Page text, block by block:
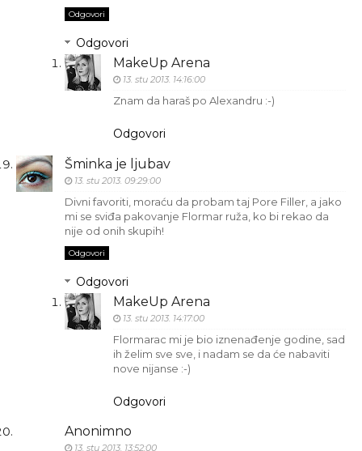
Odgovori
Odgovori
MakeUp Arena
13. stu 2013. 14:16:00
Znam da haraš po Alexandru :-)
Odgovori
Šminka je ljubav
13. stu 2013. 09:29:00
Divni favoriti, moraću da probam taj Pore Filler, a jako
mi se sviđa pakovanje Flormar ruža, ko bi rekao da
nije od onih skupih!
Odgovori
Odgovori
MakeUp Arena
13. stu 2013. 14:17:00
Flormarac mi je bio iznenađenje godine, sad
ih želim sve sve, i nadam se da će nabaviti
nove nijanse :-)
Odgovori
Anonimno
13. stu 2013. 13:52:00